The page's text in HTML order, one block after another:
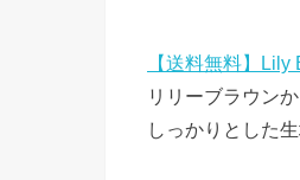
【送料無料】
リリーブラウン
しっかりとした